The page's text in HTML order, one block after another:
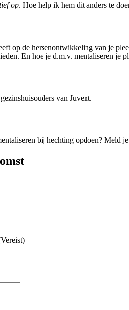
op. Hoe help ik hem dit anders te
op de hersenontwikkeling van je
En hoe je d.m.v. mentaliseren
van Juvent.
bij hechting opdoen? Meld